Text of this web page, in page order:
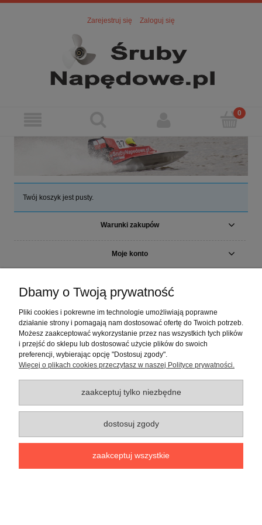
Zarejestruj się Zaloguj się
Twój koszyk jest pusty.
Warunki zakupów
Moje konto
pokaż pełną wersję strony
Dbamy o Twoją prywatność
Pliki cookies i pokrewne im technologie umożliwiają poprawne
działanie strony i pomagają nam dostosować ofertę do Twoich potrzeb.
Możesz zaakceptować wykorzystanie przez nas wszystkich tych plików
i przejść do sklepu lub dostosować użycie plików do swoich
preferencji, wybierając opcję "Dostosuj zgody".
Więcej o plikach cookies przeczytasz w naszej Polityce prywatności.
zaakceptuj tylko niezbędne
dostosuj zgody
zaakceptuj wszystkie